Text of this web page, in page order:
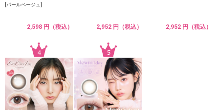
[パールベージュ]
2,598 円（税込） 2,952 円（税込） 2,952 円（税込）